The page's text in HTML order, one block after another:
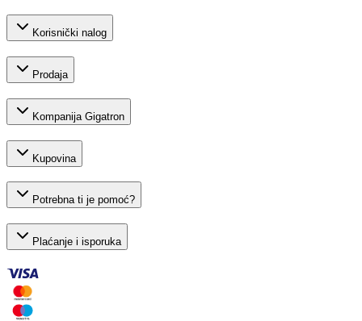
Korisnički nalog
Prodaja
Kompanija Gigatron
Kupovina
Potrebna ti je pomoć?
Plaćanje i isporuka